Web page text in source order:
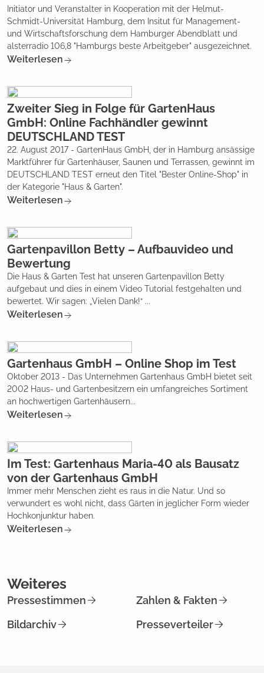
Initiator und Veranstalter in Kooperation mit der Helmut-
Schmidt-Universität Hamburg, dem Insitut für Management-
und Wirtschaftsforschung dem Hamburger Abendblatt und
alsterradio 106,8 "Hamburgs beste Arbeitgeber" ausgezeichnet.
Weiterlesen
Zweiter Sieg in Folge für GartenHaus
GmbH: Online Fachhändler gewinnt
DEUTSCHLAND TEST
22. August 2017 - GartenHaus GmbH, der in Hamburg ansässige
Marktführer für Gartenhäuser, Saunen und Terrassen, gewinnt im
DEUTSCHLAND TEST erneut den Titel "Bester Online-Shop" in
der Kategorie "Haus & Garten".
Weiterlesen
Gartenpavillon Betty – Aufbauvideo und
Bewertung
Die Haus & Garten Test hat unseren Gartenpavillon Betty
aufgebaut und dies in einem Video Tutorial festgehalten und
bewertet. Wir sagen: „Vielen Dank!“ ...
Weiterlesen
Gartenhaus GmbH – Online Shop im Test
Oktober 2013 - Das Unternehmen Gartenhaus GmbH bietet seit
2002 Haus- und Gartenbesitzern ein umfangreiches Sortiment
an hochwertigen Gartenhäusern...
Weiterlesen
Im Test: Gartenhaus Maria-40 als Bausatz
von der Gartenhaus GmbH
Immer mehr Menschen zieht es raus in die Natur. Und so
verwundert es wohl nicht, dass Gärten in jeglicher Form wieder
Hochkonjunktur haben.
Weiterlesen
Weiteres
Pressestimmen
Zahlen & Fakten
Bildarchiv
Presseverteiler